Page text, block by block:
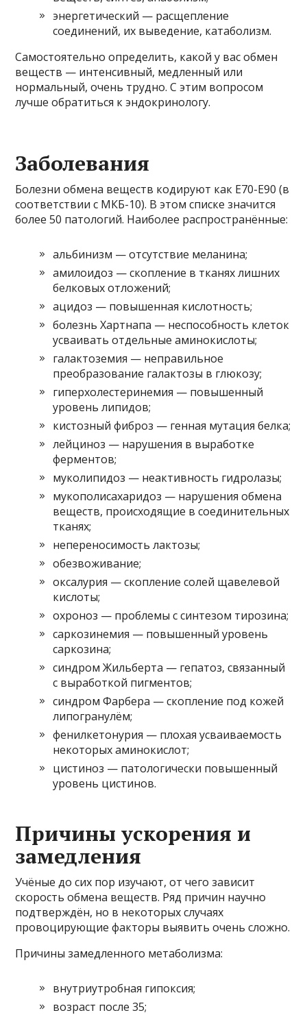
энергетический — расщепление
соединений, их выведение, катаболизм.
Самостоятельно определить, какой у вас обмен
веществ — интенсивный, медленный или
нормальный, очень трудно. С этим вопросом
лучше обратиться к эндокринологу.
Заболевания
Болезни обмена веществ кодируют как Е70-Е90 (в
соответствии с МКБ-10). В этом списке значится
более 50 патологий. Наиболее распространённые:
альбинизм — отсутствие меланина;
амилоидоз — скопление в тканях лишних
белковых отложений;
ацидоз — повышенная кислотность;
болезнь Хартнапа — неспособность клеток
усваивать отдельные аминокислоты;
галактоземия — неправильное
преобразование галактозы в глюкозу;
гиперхолестеринемия — повышенный
уровень липидов;
кистозный фиброз — генная мутация белка;
лейциноз — нарушения в выработке
ферментов;
муколипидоз — неактивность гидролазы;
мукополисахаридоз — нарушения обмена
веществ, происходящие в соединительных
тканях;
непереносимость лактозы;
обезвоживание;
оксалурия — скопление солей щавелевой
кислоты;
охроноз — проблемы с синтезом тирозина;
саркозинемия — повышенный уровень
саркозина;
синдром Жильберта — гепатоз, связанный
с выработкой пигментов;
синдром Фарбера — скопление под кожей
липогранулём;
фенилкетонурия — плохая усваиваемость
некоторых аминокислот;
цистиноз — патологически повышенный
уровень цистинов.
Причины ускорения и
замедления
Учёные до сих пор изучают, от чего зависит
скорость обмена веществ. Ряд причин научно
подтверждён, но в некоторых случаях
провоцирующие факторы выявить очень сложно.
Причины замедленного метаболизма:
внутриутробная гипоксия;
возраст после 35;